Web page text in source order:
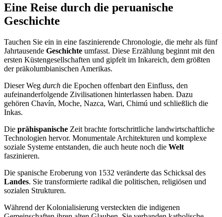
Eine Reise durch die peruanische
Geschichte
Tauchen Sie ein in eine faszinierende Chronologie, die mehr als fünf
Jahrtausende Geschichte umfasst. Diese Erzählung beginnt mit den
ersten Küstengesellschaften und gipfelt im Inkareich, dem größten
der präkolumbianischen Amerikas.
Dieser Weg durch die Epochen offenbart den Einfluss, den
aufeinanderfolgende Zivilisationen hinterlassen haben. Dazu
gehören Chavín, Moche, Nazca, Wari, Chimú und schließlich die
Inkas.
Die prähispanische Zeit brachte fortschrittliche landwirtschaftliche
Technologien hervor. Monumentale Architekturen und komplexe
soziale Systeme entstanden, die auch heute noch die Welt
faszinieren.
Die spanische Eroberung von 1532 veränderte das Schicksal des
Landes. Sie transformierte radikal die politischen, religiösen und
sozialen Strukturen.
Während der Kolonialisierung versteckten die indigenen